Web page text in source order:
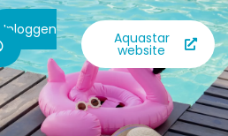
Inloggen Aquastar
website